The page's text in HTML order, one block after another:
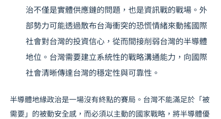
治不僅是實體供應鏈的問題，也是資訊戰的戰場。外
部勢力可能透過散布台海衝突的恐慌情緒來動搖國際
社會對台灣的投資信心，從而間接削弱台灣的半導體
地位。台灣需要建立系統性的戰略溝通能力，向國際
社會清晰傳達台灣的穩定性與可靠性。
半導體地緣政治是一場沒有終點的賽局。台灣不能滿足於「被
需要」的被動安全感，而必須以主動的國家戰略，將半導體優